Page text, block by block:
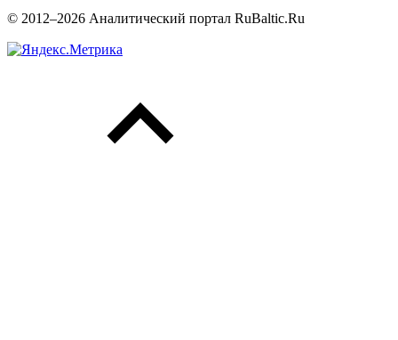
© 2012–2026 Аналитический портал RuBaltic.Ru